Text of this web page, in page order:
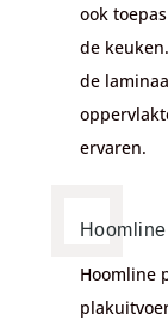
ook
de
de
ervaren.
Hoomline